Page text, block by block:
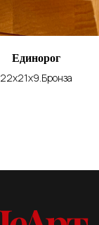
Единорог
22х21х9.Бронза